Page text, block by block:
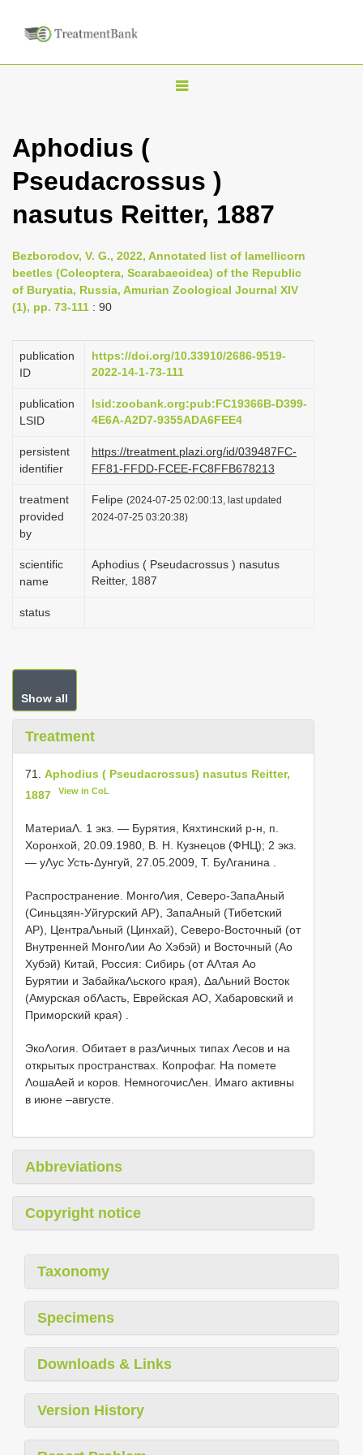
T
l
n
v
i
t
i
o
n
Aphodius (
Pseudacrossus )
nasutus Reitter, 1887
Bezborodov, V. G., 2022, Annotated list of lamellicorn
beetles (Coleoptera, Scarabaeoidea) of the Republic
of Buryatia, Russia, Amurian Zoological Journal XIV
(1), pp. 73-111 : 90
publication
ID
https://doi.org/10.33910/2686-9519-
2022-14-1-73-111
publication
LSID
lsid:zoobank.org:pub:FC19366B-D399-
4E6A-A2D7-9355ADA6FEE4
persistent
identifier
https://treatment.plazi.org/id/039487FC-
FF81-FFDD-FCEE-FC8FFB678213
treatment
provided
by
Felipe (2024-07-25 02:00:13, last updated
2024-07-25 03:20:38)
scientific
name
Aphodius ( Pseudacrossus ) nasutus
Reitter, 1887
status
Show all
Treatment
71. Aphodius ( Pseudacrossus) nasutus Reitter,
1887
View in CoL
МатериаΛ. 1 экз. — Бурятия, Кяхтинский р-н, п.
Хоронхой, 20.09.1980, В. Н. Кузнецов (ФНЦ); 2 экз.
— уΛус Усть-Δунгуй, 27.05.2009, Т. БуΛганина
Распространение. МонгоΛия, Северо-ЗапаΑный
(Синьцзян-Уйгурский АР), ЗапаΑный (Тибетский
АР), ЦентраΛьный (Цинхай), Северо-Восточный (от
Внутренней МонгоΛии Αо Хэбэй) и Восточный (Αо
Хубэй) Китай, Россия: Сибирь (от АΛтая Αо
Бурятии и ЗабайкаΛьского края), ΔаΛьний Восток
(Амурская обΛасть, Еврейская АО, Хабаровский и
Приморский края)
ЭкоΛогия. Обитает в разΛичных типах Λесов и на
открытых пространствах. Копрофаг. На помете
ΛошаΑей и коров. НемногочисΛен. Имаго активны
в июне –августе.
Abbreviations
Copyright notice
Taxonomy
Specimens
Downloads & Links
Version History